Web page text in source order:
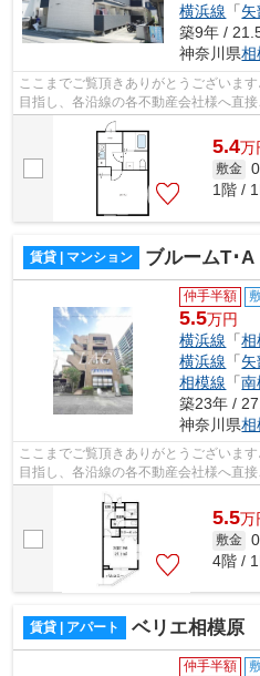
横浜線 「
築9年 /
神奈川県相
ここまでご覧頂きありがとうございま
目指し、各沿線の各不動産会社様へ直
様へ提供しております！最新の情報は...
5.4万
敷金
1階 /
賃貸 | マンション ブルームT･A
仲手半額
5.5万円
横浜線 「相
横浜線 「
相模線 「南
築23年 /
神奈川県相
ここまでご覧頂きありがとうございま
目指し、各沿線の各不動産会社様へ直
様へ提供しております！最新の情報は...
5.5万
敷金
4階 /
賃貸 | アパート ベリエ相模原
仲手半額